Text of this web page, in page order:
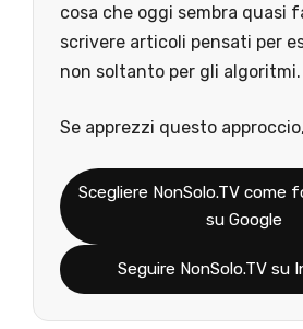
cosa che oggi sembra quasi
scrivere articoli pensati per
non soltanto per gli algoritmi.
Se apprezzi questo
Scegliere NonSolo.TV
su Google
Seguire NonSolo.TV su